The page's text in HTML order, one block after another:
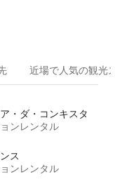
近場で人気の観光
・ダ・コンキスタ
ンレンタル
ス
ンレンタル